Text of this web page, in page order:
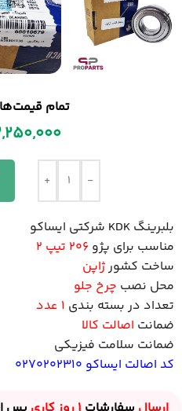
تمام
-
+
بلبرینگ KDK شرکتی ایساکو
مناسب برای پژو 206 تیپ 2
ساخت کشورژاپن
محل نصب چرخ جلو
تعداد در بسته بندی
ضمانت اصالت کالا
ضمانت سلامت فیزیکی
کد اصالت ایساکو 0270202310